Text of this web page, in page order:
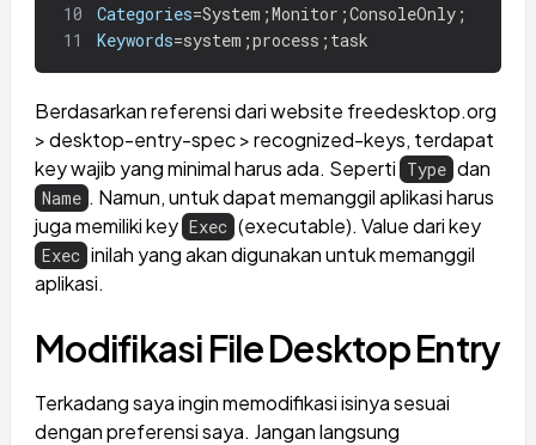
10
Categories=System ;Monitor ;ConsoleOnly ;
11
Keywords=system ;process ; task
Berdasarkan referensi dari website freedesktop.org
> desktop-entry-spec > recognized-keys, terdapat
key wajib yang minimal harus ada. Seperti Type dan
Name . Namun, untuk dapat memanggil aplikasi harus
juga memiliki key Exec (executable). Value dari key
Exec inilah yang akan digunakan untuk memanggil
aplikasi.
Modifikasi File Desktop Entry
Terkadang saya ingin memodifikasi isinya sesuai
dengan preferensi saya. Jangan langsung